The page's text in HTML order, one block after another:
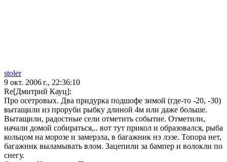
stoler
9 окт. 2006 г., 22:36:10
Re[Дмитрий Кауц]:
Про осетровых. Два придурка подшофе зимой (где-то -20, -30)
вытащили из проруби рыбку длиной 4м или даже больше.
Вытащили, радостные сели отметить событие. Отметили,
начали домой собираться,.. вот тут прикол и образовался, рыба
кольцом на морозе и замерзла, в багажник нэ лэзе. Топора нет,
багажник выламывать влом. Зацепили за бампер и волокли по
снегу.